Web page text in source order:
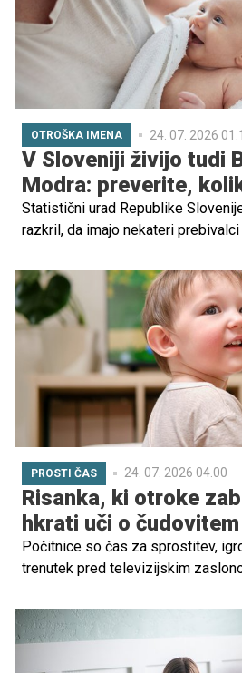
OTROŠKA IMENA 24. 07. 2026
V Sloveniji živijo tudi
Modra: preverite,
Statistični urad Republike
razkril, da imajo nekateri
imeni Bela, Lila, Roza, Zlata,
PROSTI ČAS 24. 07. 2026 04.00
Risanka, ki otroke
hkrati uči o
Počitnice so čas za sprostitev,
trenutek pred televizijskim
ampak jih tudi nekaj naučijo. Ena
animirana serija Živalski
programu OTO na sporedu vsak